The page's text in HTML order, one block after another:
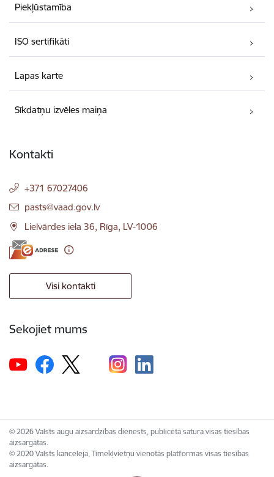
Piekļūstamība
ISO sertifikāti
Lapas karte
Sīkdatņu izvēles maiņa
Kontakti
+371 67027406
E-pasts:
pasts@vaad.gov.lv
Lielvārdes iela 36, Rīga, LV-1006
Visi kontakti
Sekojiet mums
© 2026 Valsts augu aizsardzības dienests, publicētā satura visas tiesības
aizsargātas.
© 2020 Valsts kanceleja, Tīmekļvietņu vienotās platformas visas tiesības
aizsargātas.